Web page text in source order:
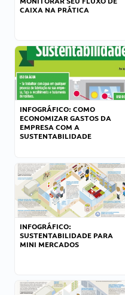
CAIXA NA PRÁTICA
INFOGRÁFICO: COMO
ECONOMIZAR GASTOS DA
EMPRESA COM A
SUSTENTABILIDADE
INFOGRÁFICO:
SUSTENTABILIDADE PARA
MINI MERCADOS